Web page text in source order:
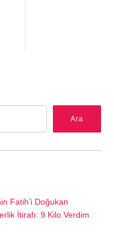
Ara
Fatih’i Doğukan
İtirafı: 9 Kilo Verdim